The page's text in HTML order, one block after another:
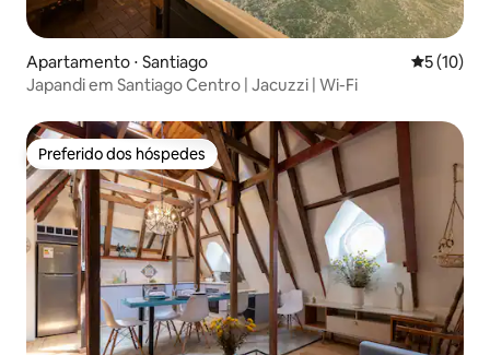
Apartamento ⋅ Santiago 5 de uma
5 (10)
Japandi em Santiago Centro | Jacuzzi | Wi-Fi
Preferido dos hóspedes
Preferido dos hóspedes